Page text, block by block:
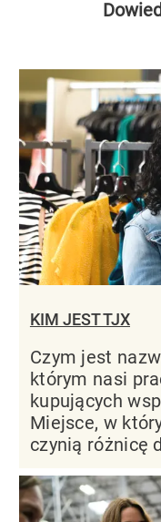
KIM JEST TJX
Czym jest
którym nasi
kupujących
Miejsce, w
czynią różnicę